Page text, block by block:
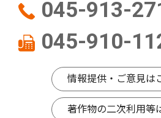
045-913-
045-910-
情報提供・ご意見は
著作物の二次利用等